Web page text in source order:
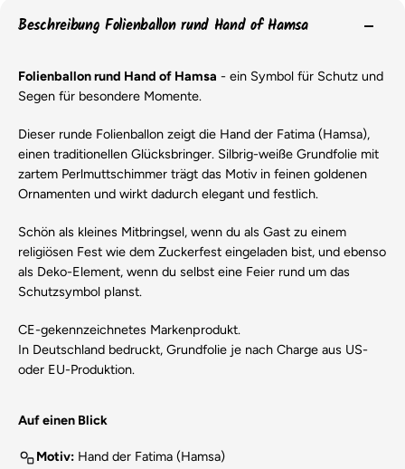
Beschreibung Folienballon rund Hand of Hamsa
Folienballon rund Hand of Hamsa - ein Symbol für Schutz und
Segen für besondere Momente.
Dieser runde Folienballon zeigt die Hand der Fatima (Hamsa),
einen traditionellen Glücksbringer. Silbrig-weiße Grundfolie mit
zartem Perlmuttschimmer trägt das Motiv in feinen goldenen
Ornamenten und wirkt dadurch elegant und festlich.
Schön als kleines Mitbringsel, wenn du als Gast zu einem
religiösen Fest wie dem Zuckerfest eingeladen bist, und ebenso
als Deko-Element, wenn du selbst eine Feier rund um das
Schutzsymbol planst.
CE-gekennzeichnetes Markenprodukt.
In Deutschland bedruckt, Grundfolie je nach Charge aus US-
oder EU-Produktion.
Auf einen Blick
Motiv: Hand der Fatima (Hamsa)